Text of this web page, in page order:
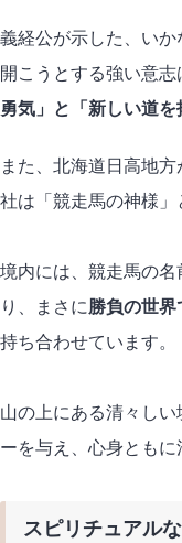
義経公が示した、いか
開こうとする強い意
勇気」と「新しい道を
また、北海道日高地
社は「競走馬の神様」
境内には、競走馬の
り、まさに勝負の世
持ち合わせています。
山の上にある清々し
ーを与え、心身ともに
スピリチュアル